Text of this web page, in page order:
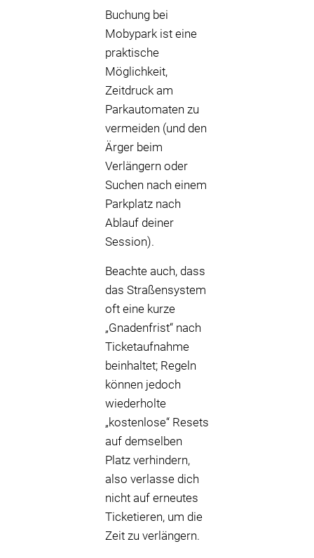
Buchung bei
Mobypark ist eine
praktische
Möglichkeit,
Zeitdruck am
Parkautomaten zu
vermeiden (und den
Ärger beim
Verlängern oder
Suchen nach einem
Parkplatz nach
Ablauf deiner
Session).
Beachte auch, dass
das Straßensystem
oft eine kurze
„Gnadenfrist“ nach
Ticketaufnahme
beinhaltet; Regeln
können jedoch
wiederholte
„kostenlose“ Resets
auf demselben
Platz verhindern,
also verlasse dich
nicht auf erneutes
Ticketieren, um die
Zeit zu verlängern.